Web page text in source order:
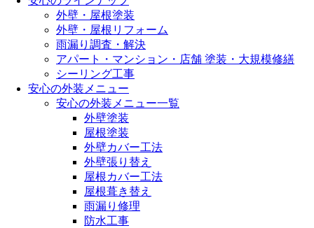
外壁・屋根塗装
外壁・屋根リフォーム
雨漏り調査・解決
アパート・マンション・店舗 塗装・大規模修繕
シーリング工事
安心の外装メニュー
安心の外装メニュー一覧
外壁塗装
屋根塗装
外壁カバー工法
外壁張り替え
屋根カバー工法
屋根葺き替え
雨漏り修理
防水工事